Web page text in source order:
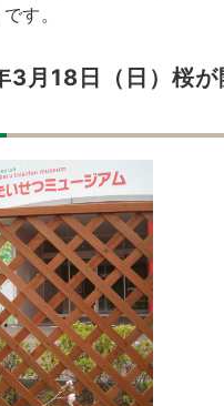
す。
3月18日（日）桜が